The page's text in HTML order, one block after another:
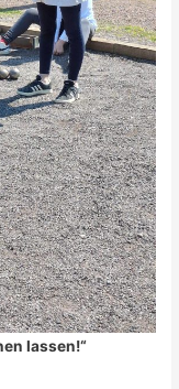
lassen!“